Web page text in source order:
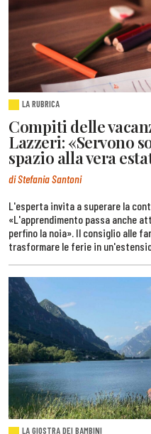
LA RUBRICA
Compiti delle
Lazzeri: «Servono
spazio alla vera
di Stefania Santoni
L'esperta invita a superare la
«L'apprendimento passa anche
perfino la noia». Il consiglio alle
trasformare le ferie in
LA GIOSTRA DEI BAMBINI